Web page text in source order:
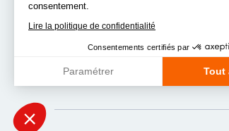
consentement.
Lire la politique de confidentialité
Consentements certifiés par
Paramétrer Tout
Notre plateforme vous permet d'adapter et